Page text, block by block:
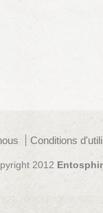
Conditions
2012